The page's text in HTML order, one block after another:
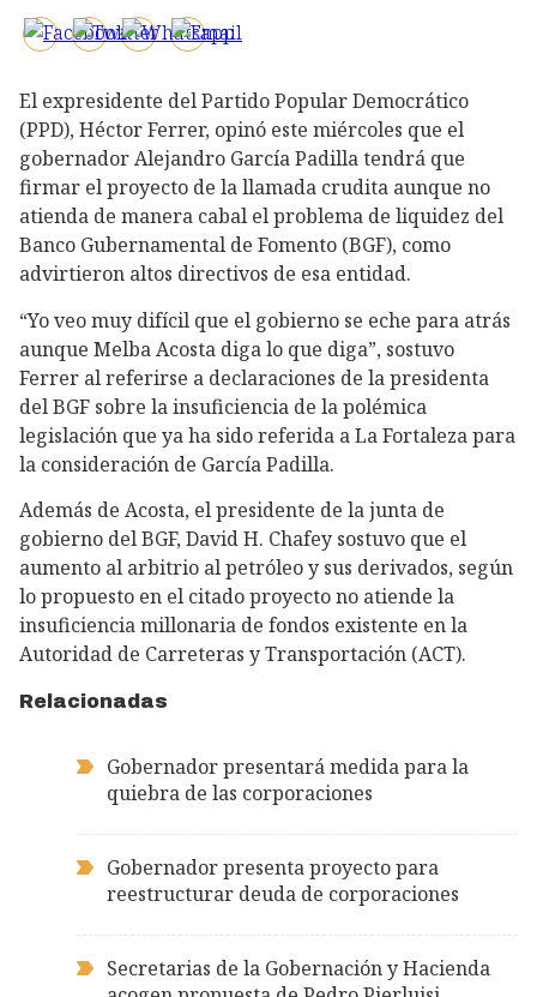
El expresidente del Partido Popular Democrático
(PPD), Héctor Ferrer, opinó este miércoles que el
gobernador Alejandro García Padilla tendrá que
firmar el proyecto de la llamada crudita aunque no
atienda de manera cabal el problema de liquidez del
Banco Gubernamental de Fomento (BGF), como
advirtieron altos directivos de esa entidad.
“Yo veo muy difícil que el gobierno se eche para atrás
aunque Melba Acosta diga lo que diga”, sostuvo
Ferrer al referirse a declaraciones de la presidenta
del BGF sobre la insuficiencia de la polémica
legislación que ya ha sido referida a La Fortaleza para
la consideración de García Padilla.
Además de Acosta, el presidente de la junta de
gobierno del BGF, David H. Chafey sostuvo que el
aumento al arbitrio al petróleo y sus derivados, según
lo propuesto en el citado proyecto no atiende la
insuficiencia millonaria de fondos existente en la
Autoridad de Carreteras y Transportación (ACT).
Relacionadas
Gobernador presentará medida para la
quiebra de las corporaciones
Gobernador presenta proyecto para
reestructurar deuda de corporaciones
Secretarias de la Gobernación y Hacienda